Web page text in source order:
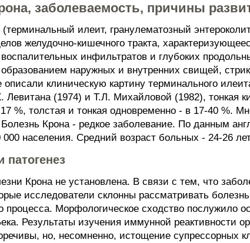
заболеваемость, причины
(терминальный илеит, гранулематозный
желудочно-кишечного тракта,
инфильтратов и глубоких
наружных и внутренних свищей,
описали клиническую картину терминального
(1974) и Т.Л. Михайловой (1982), тонкая
%, толстая и тонкая одновременно - в 17-40 %.
Крона - редкое заболевание. По данным
000 населения. Средний возраст больных - 24-26
патогенез
Крона не установлена. В связи с тем, что
исследователи склонны рассматривать
процесса. Морфологическое сходство послужило
Результаты изучения иммунной реактивности
но, несомненно, истощение супрессорных